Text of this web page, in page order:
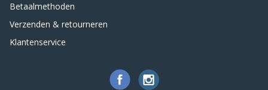
Betaalmethoden
Verzenden & retourneren
Klantenservice